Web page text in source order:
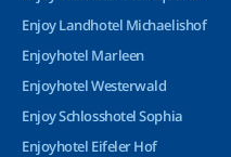
Enjoy Landhotel Michaelishof
Enjoyhotel Marleen
Enjoyhotel Westerwald
Enjoy Schlosshotel Sophia
Enjoyhotel Eifeler Hof